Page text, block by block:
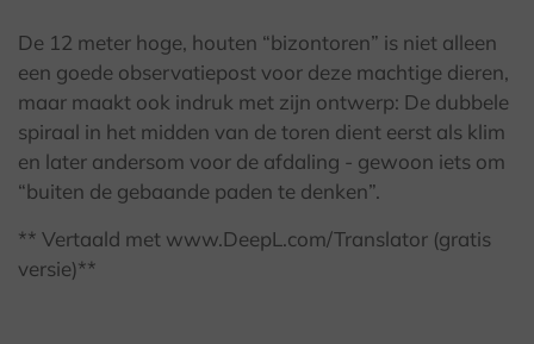
© Teutoburger Wald Tourismus / A. Röser
De 12 meter hoge, houten “bizontoren” is niet alleen
een goede observatiepost voor deze machtige dieren,
maar maakt ook indruk met zijn ontwerp: De dubbele
spiraal in het midden van de toren dient eerst als klim
en later andersom voor de afdaling - gewoon iets om
“buiten de gebaande paden te denken”.
** Vertaald met www.DeepL.com/Translator (gratis
versie)**